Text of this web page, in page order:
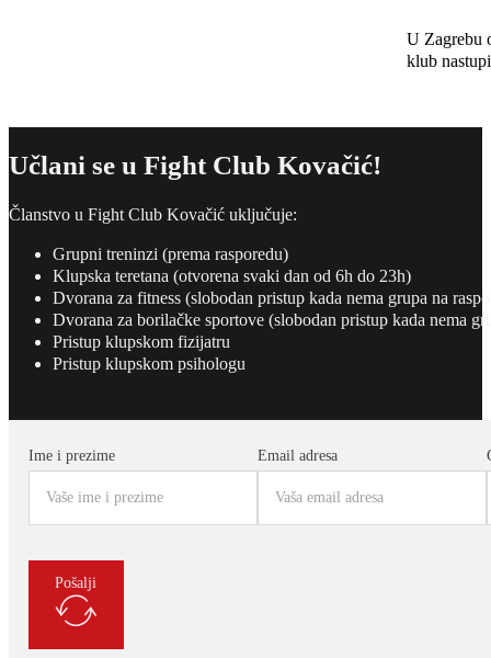
U Zagrebu
klub
Učlani se u Fight Club Kovačić!
Članstvo u Fight Club Kovačić uključuje:
Grupni treninzi (prema rasporedu)
Klupska teretana (otvorena svaki dan od 6h do 23h)
Dvorana za fitness (slobodan pristup kada nema grupa na
Dvorana za borilačke sportove (slobodan pristup kada nema
Pristup klupskom fizijatru
Pristup klupskom psihologu
Ime i prezime Email adresa
Pošalji